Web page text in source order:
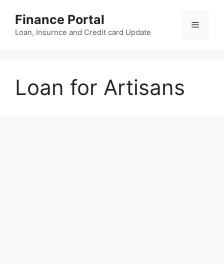
content
Finance Portal
Loan, Insurnce and Credit card Update
Menu
Loan for Artisans